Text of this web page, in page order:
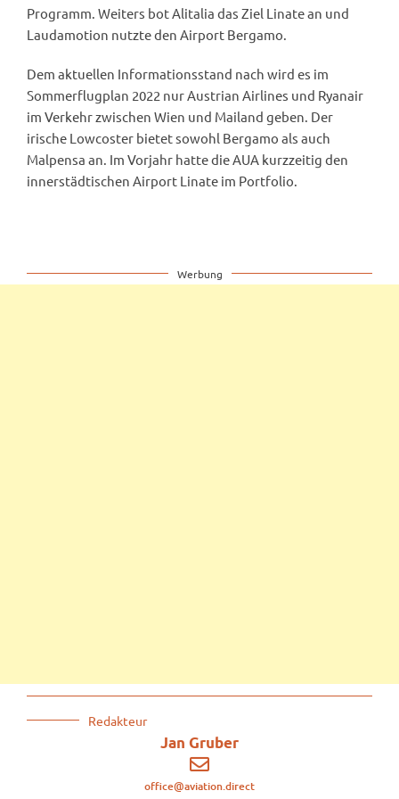
Redakteur
Jan Gruber
office@aviation.direct
Programm. Weiters bot Alitalia das Ziel Linate an und
Laudamotion nutzte den Airport Bergamo.
Dem aktuellen Informationsstand nach wird es im
Sommerflugplan 2022 nur Austrian Airlines und Ryanair
im Verkehr zwischen Wien und Mailand geben. Der
irische Lowcoster bietet sowohl Bergamo als auch
Malpensa an. Im Vorjahr hatte die AUA kurzzeitig den
innerstädtischen Airport Linate im Portfolio.
Werbung